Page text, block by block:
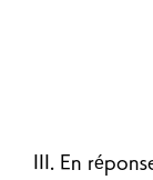
III. En